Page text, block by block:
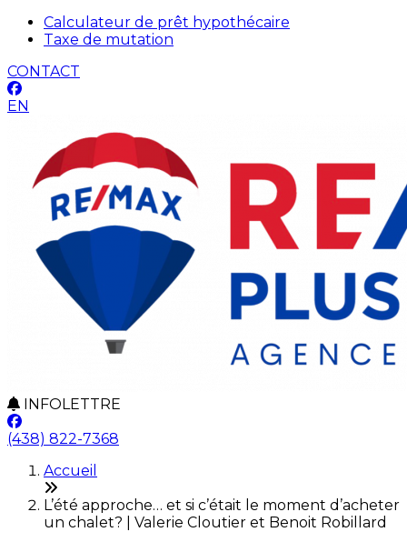
Calculateur de prêt hypothécaire
Taxe de mutation
CONTACT
EN
INFOLETTRE
(438) 822-7368
Accueil
L’été approche… et si c’était le moment d’acheter
un chalet? | Valerie Cloutier et Benoit Robillard